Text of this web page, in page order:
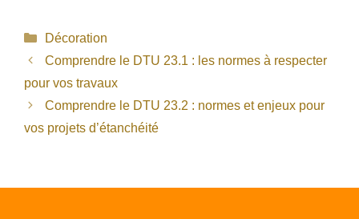
Catégories
Décoration
Comprendre le DTU 23.1 : les normes à respecter
pour vos travaux
Comprendre le DTU 23.2 : normes et enjeux pour
vos projets d’étanchéité